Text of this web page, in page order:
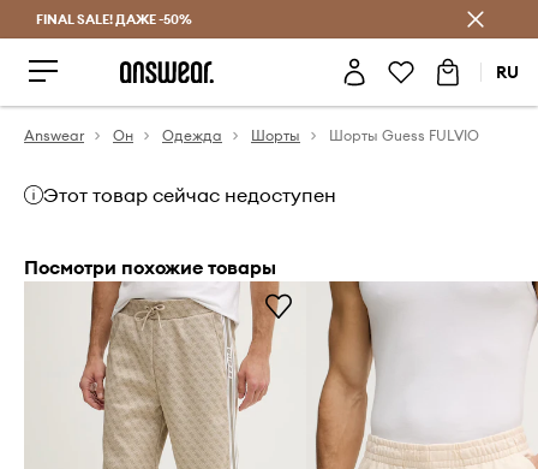
FINAL SALE! ДАЖЕ -50%
RU
Answear Он Одежда Шорты Шорты Guess FULVIO
Этот товар сейчас недоступен
Посмотри похожие товары